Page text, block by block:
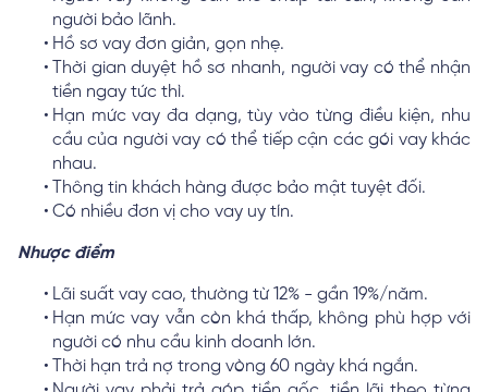
người bảo lãnh.
Hồ sơ vay đơn giản, gọn nhẹ.
Thời gian duyệt hồ sơ nhanh, người vay có thể nhận
tiền ngay tức thì.
Hạn mức vay đa dạng, tùy vào từng điều kiện, nhu
cầu của người vay có thể tiếp cận các gói vay khác
nhau.
Thông tin khách hàng được bảo mật tuyệt đối.
Có nhiều đơn vị cho vay uy tín.
Nhược điểm
Lãi suất vay cao, thường từ 12% - gần 19%/năm.
Hạn mức vay vẫn còn khá thấp, không phù hợp với
người có nhu cầu kinh doanh lớn.
Thời hạn trả nợ trong vòng 60 ngày khá ngắn.